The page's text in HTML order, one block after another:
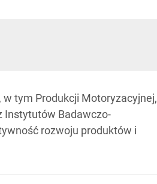
tym Produkcji Motoryzacyjnej,
Instytutów Badawczo-
rozwoju produktów i